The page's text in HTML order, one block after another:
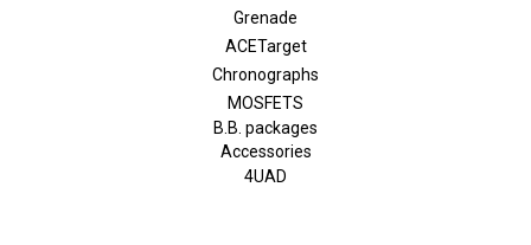
Grenade
ACETarget
Chronographs
MOSFETS
B.B. packages
Accessories
4UAD